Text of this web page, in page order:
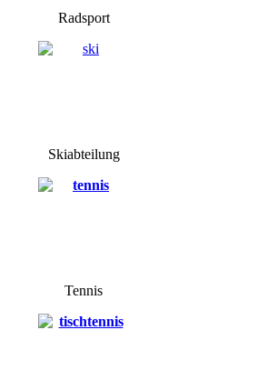
Radsport
Skiabteilung
Tennis